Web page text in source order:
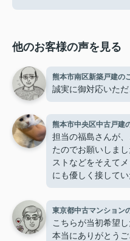
他のお客様の声を見る
熊本市南区新築戸建の
誠実に御対応いただ
熊本市中央区中古戸
担当の福島さんが
たのでお願いしま
ストなどをそえて
にも優しく接してい
東京都中古マンショ
こちらが当初希望
本当にありがとう